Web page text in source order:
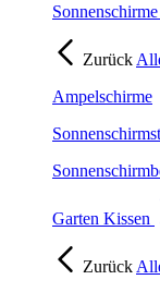
Sonnenschirme
Zurück
Ampelschirme
Garten Kissen
Zurück